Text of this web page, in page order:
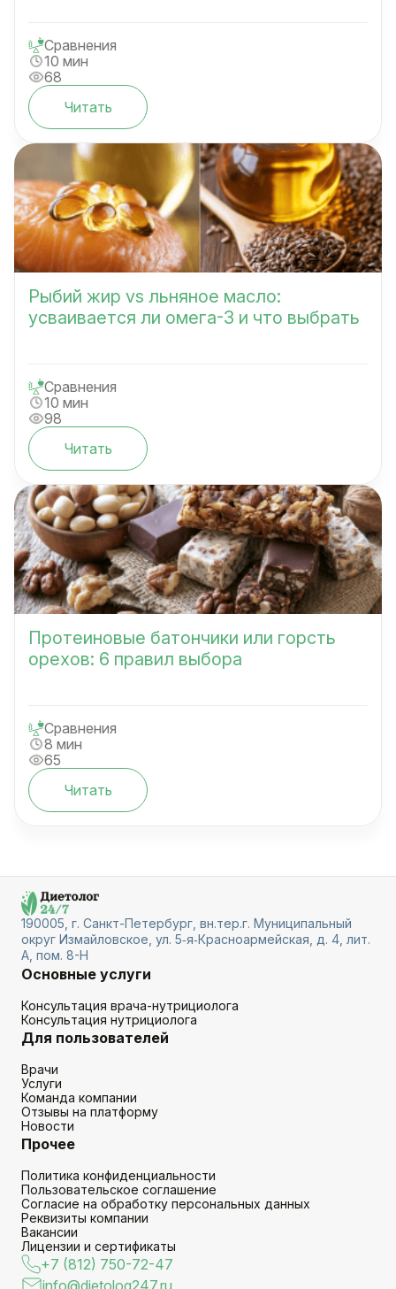
Сравнения
10 мин
68
Читать
Рыбий жир vs льняное масло:
усваивается ли омега-3 и что выбрать
Сравнения
10 мин
98
Читать
Протеиновые батончики или горсть
орехов: 6 правил выбора
Сравнения
8 мин
65
Читать
190005, г. Санкт-Петербург, вн.тер.г. Муниципальный
округ Измайловское, ул. 5‑я‑Красноармейская, д. 4, лит.
А, пом. 8-Н
Основные услуги
Консультация врача-нутрициолога
Консультация нутрициолога
Для пользователей
Врачи
Услуги
Команда компании
Отзывы на платформу
Новости
Прочее
Политика конфиденциальности
Пользовательское соглашение
Согласие на обработку персональных данных
Реквизиты компании
Вакансии
Лицензии и сертификаты
+7 (812) 750-72-47
info@dietolog247.ru